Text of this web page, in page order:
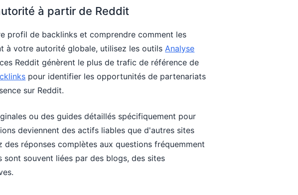
à partir de Reddit
profil de backlinks et comprendre comment les
à votre autorité globale, utilisez les outilsAnalyse
Reddit génèrent le plus de trafic de référence de
pour identifier les opportunités de partenariats
sur Reddit.
ou des guides détaillés spécifiquement pour
deviennent des actifs liables que d'autres sites
réponses complètes aux questions fréquemment
sont souvent liées par des blogs, des sites